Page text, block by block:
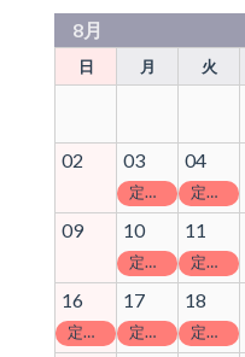
8月
日 月 火
02 03
定休日
04
定休日
09 10
定休日
11
定休日
16
定休日
17
定休日
18
定休日